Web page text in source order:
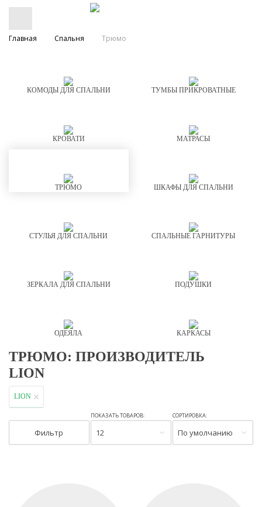
Главная Спальня Трюмо
КОМОДЫ ДЛЯ СПАЛЬНИ ТУМБЫ ПРИКРОВАТНЫЕ
КРОВАТИ МАТРАСЫ
ТРЮМО ШКАФЫ ДЛЯ СПАЛЬНИ
СТУЛЬЯ ДЛЯ СПАЛЬНИ СПАЛЬНЫЕ ГАРНИТУРЫ
ЗЕРКАЛА ДЛЯ СПАЛЬНИ ПОДУШКИ
ОДЕЯЛА КАРКАСЫ
ТРЮМО: ПРОИЗВОДИТЕЛЬ
LION
LION
Фильтр
ПОКАЗАТЬ ТОВАРОВ:
12
СОРТИРОВКА:
По умолчанию